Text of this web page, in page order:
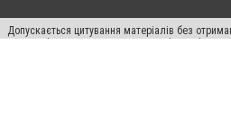
Допускається цитування матеріалів без
систем гіперпосилання на цитовані статті не